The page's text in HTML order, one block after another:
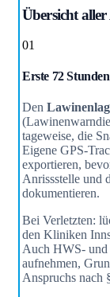
Übersicht
01
Erste 72
Den
tageweise, die
Eigene GPS-
exportieren,
Anrissstelle und
dokumentieren.
Bei Verletzten:
den Kliniken
Auch HWS- und
aufnehmen,
Anspruchs nach